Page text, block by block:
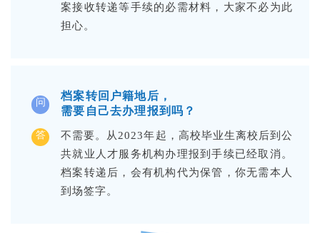
案接收转递等手续的必需材料，大家不必为此
担心。
问
档案转回户籍地后，
需要自己去办理报到吗？
答
不需要。从2023年起，高校毕业生离校后到公
共就业人才服务机构办理报到手续已经取消。
档案转递后，会有机构代为保管，你无需本人
到场签字。